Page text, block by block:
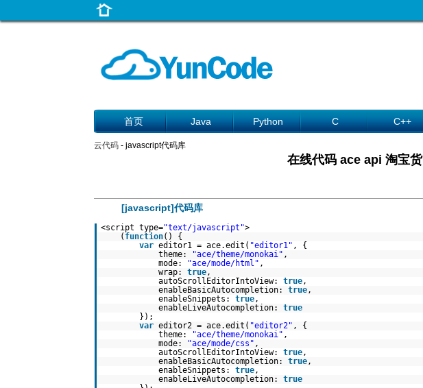
首页 Java Python C C++
云代码 - javascript代码库
在线代码 ace api 淘宝货
[javascript]代码库
<script type="text/javascript">
( function() {
var editor1 = ace.edit( "editor1" , {
theme:
"ace/theme/monokai" ,
mode:
"ace/mode/html" ,
wrap: true,
autoScrollEditorIntoView: true,
enableBasicAutocompletion: true,
enableSnippets: true,
enableLiveAutocompletion: true
});
var editor2 = ace.edit( "editor2" , {
theme:
"ace/theme/monokai" ,
mode:
"ace/mode/css" ,
autoScrollEditorIntoView: true,
enableBasicAutocompletion: true,
enableSnippets: true,
enableLiveAutocompletion: true